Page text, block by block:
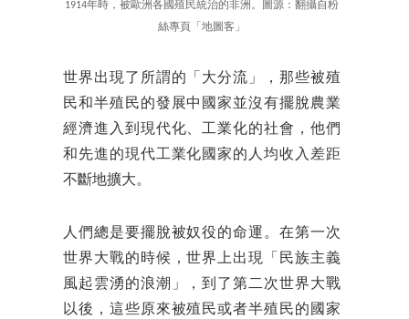
1914年時，被歐洲各國殖民統治的非洲。圖源：翻攝自粉
絲專頁「地圖客」
世界出現了所謂的「大分流」，那些被殖
民和半殖民的發展中國家並沒有擺脫農業
經濟進入到現代化、工業化的社會，他們
和先進的現代工業化國家的人均收入差距
不斷地擴大。
人們總是要擺脫被奴役的命運。在第一次
世界大戰的時候，世界上出現「民族主義
風起雲湧的浪潮」，到了第二次世界大戰
以後，這些原來被殖民或者半殖民的國家